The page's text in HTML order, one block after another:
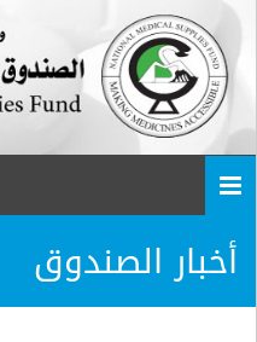
أخبار الصندوق